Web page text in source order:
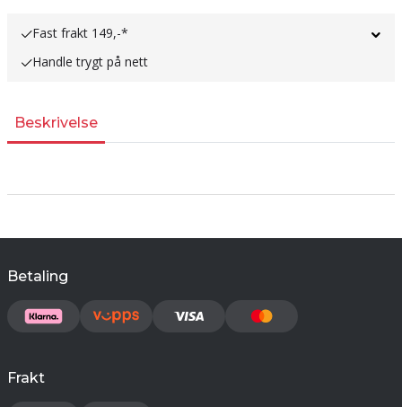
Fast frakt 149,-*
Handle trygt på nett
Beskrivelse
Betaling
Frakt